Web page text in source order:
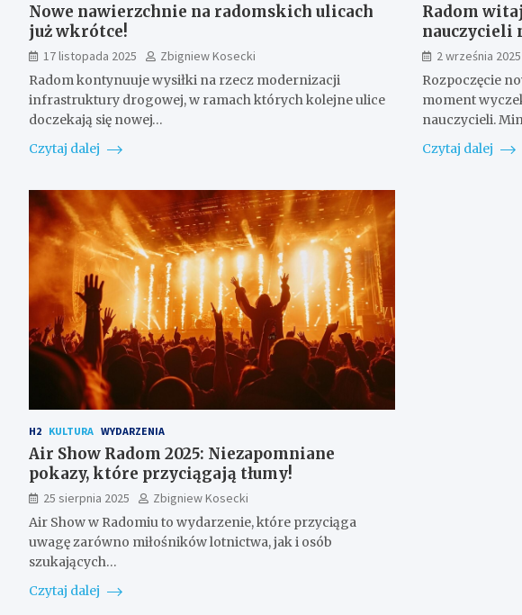
Nowe nawierzchnie na radomskich ulicach
już wkrótce!
17 listopada 2025
Zbigniew Kosecki
Radom kontynuuje wysiłki na rzecz modernizacji
infrastruktury drogowej, w ramach których kolejne ulice
doczekają się nowej…
Czytaj dalej
Radom
nauczycieli
2 września 2025
Rozpoczęcie
moment
nauczycieli.
Czytaj dalej
H2 KULTURA WYDARZENIA
Air Show Radom 2025: Niezapomniane
pokazy, które przyciągają tłumy!
25 sierpnia 2025
Zbigniew Kosecki
Air Show w Radomiu to wydarzenie, które przyciąga
uwagę zarówno miłośników lotnictwa, jak i osób
szukających…
Czytaj dalej